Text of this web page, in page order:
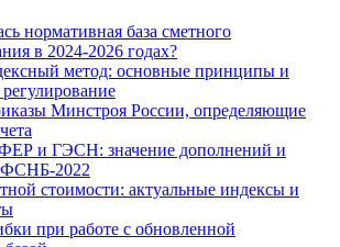
нормативная база сметного
в 2024-2026 годах?
метод: основные принципы и
Минстроя России, определяющие
и ГЭСН: значение дополнений и
ФСНБ-2022
стоимости: актуальные индексы и
при работе с обновленной